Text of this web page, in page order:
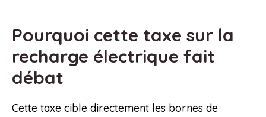
Pourquoi cette taxe sur la
recharge électrique fait
débat
Cette taxe cible directement les bornes de